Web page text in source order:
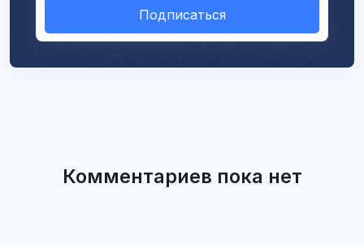
Подписаться
Комментариев пока нет